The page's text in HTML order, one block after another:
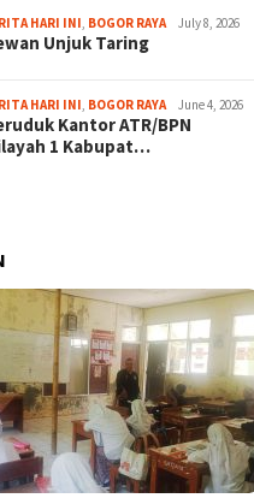
HARI INI BOGOR RAYA July 8, 2026
Unjuk Taring
HARI INI BOGOR RAYA June 4, 2026
Kantor ATR/BPN
1 Kabupat…